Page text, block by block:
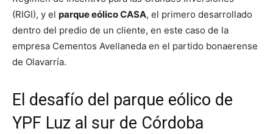
(RIGI), y el parque eólico CASA, el primero desarrollado
dentro del predio de un cliente, en este caso de la
empresa Cementos Avellaneda en el partido bonaerense
de Olavarría.
El desafío del parque eólico de
YPF Luz al sur de Córdoba